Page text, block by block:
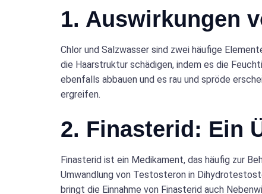
1. Auswirkungen
Chlor und Salzwasser sind zwei häufige
die Haarstruktur schädigen, indem es die
ebenfalls abbauen und es rau und spröde
ergreifen.
2. Finasterid: Ein
Finasterid ist ein Medikament, das häufig zur
Umwandlung von Testosteron in
bringt die Einnahme von Finasterid auch